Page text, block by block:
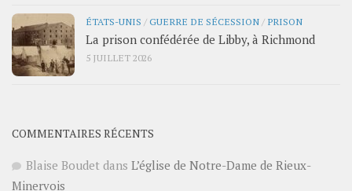
ÉTATS-UNIS /GUERRE DE SÉCESSION/ PRISON
La prison confédérée de Libby, à Richmond
5 JUILLET 2026
COMMENTAIRES RÉCENTS
Blaise Boudet dans L’église de Notre-Dame de Rieux-
Minervois